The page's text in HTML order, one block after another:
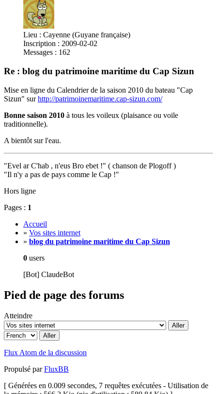
Lieu : Cayenne (Guyane française)
Inscription : 2009-02-02
Messages : 162
Re : blog du patrimoine maritime du Cap Sizun
Mise en ligne du Calendrier de la saison 2010 du bateau "Cap
Sizun" surhttp://patrimoinemaritime.cap-sizun.com/
Bonne saison 2010 à tous les voileux (plaisance ou voile
traditionnelle).
A bientôt sur l'eau.
"Evel ar C'hab , n'eus Bro ebet !" ( chanson de Plogoff )
"Il n'y a pas de pays comme le Cap !"
Hors ligne
Pages : 1
Accueil
» Vos sites internet
» blog du patrimoine maritime du Cap Sizun
0 users
[Bot] ClaudeBot
Pied de page des forums
Atteindre
Flux Atom de la discussion
Propulsé parFluxBB
[ Générées en 0.009 secondes, 7 requêtes exécutées - Utilisation de